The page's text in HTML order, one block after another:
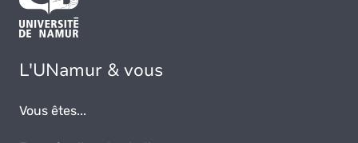
L'UNamur & vous
Vous êtes...